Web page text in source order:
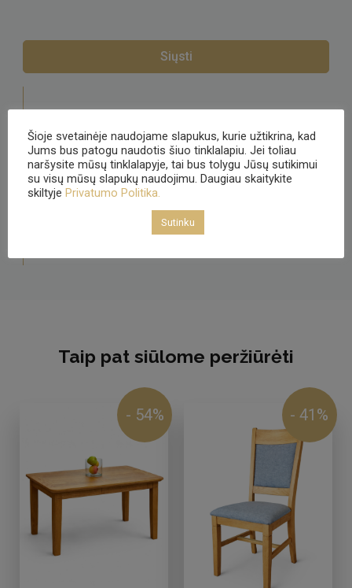
El. paštas:prekyba@clemencerichard.lt
Adresas:Triliškių 4, Žiežmarių seniūnija
(Automagistralės Vilnius-Kaunas 62-asis
Taip pat siūlome peržiūrėti
- 54% - 41%
Šioje svetainėje naudojame slapukus, kurie užtikrina, kad
Jums bus patogu naudotis šiuo tinklalapiu. Jei toliau
naršysite mūsų tinklalapyje, tai bus tolygu Jūsų sutikimui
su visų mūsų slapukų naudojimu. Daugiau skaitykite
skiltyje Privatumo Politika.
Sutinku